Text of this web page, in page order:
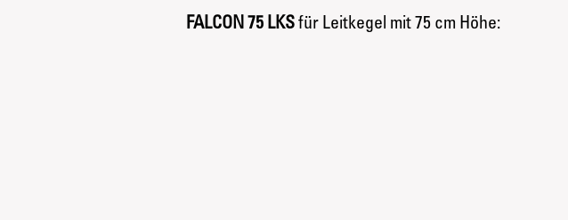
FALCON 75 LKS für Leitkegel mit 75 cm Höhe: